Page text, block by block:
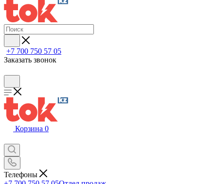
+7 700 750 57 05
Заказать звонок
Корзина 0
Телефоны